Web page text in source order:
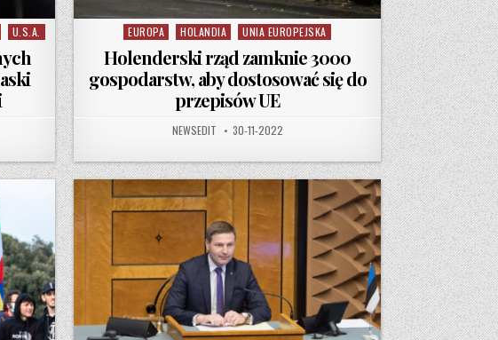
OPARTE NA KŁAMSTWIE
U.S.A.
FAUCI NIE MÓGŁ WYMIENIĆ ŻADNYCH BADAŃ DOKUMENTUJCYCH, ŻE MASKI DZIAŁAJĄ PRZECIWKO INFEKCJI
Posted in
EUROPA HOLANDIA UNIA EUROPEJSKA
Holenderski rząd zamknie 3000
gospodarstw, aby dostosować się do
przepisów UE
AUTHOR:
NEWSEDIT PUBLISHED DATE:
30-11-2022